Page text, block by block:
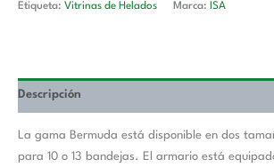
Etiqueta: Vitrinas de Helados Marca: ISA
Descripción
La gama Bermuda está disponible en dos
para 10 o 13 bandejas. El armario está